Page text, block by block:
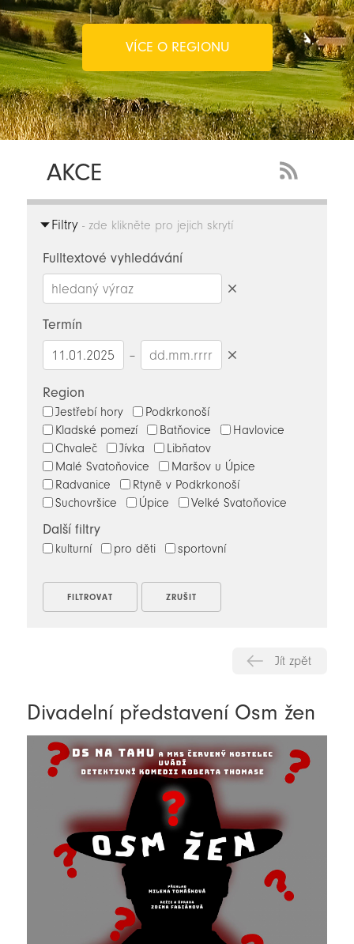
VÍCE O REGIONU
AKCE
Feed
Filtry- zde klikněte pro jejich skrytí
Fulltextové vyhledávání
Termín
–
Region
Jestřebí hory
Podkrkonoší
Kladské pomezí
Batňovice
Havlovice
Chvaleč
Jívka
Libňatov
Malé Svatoňovice
Maršov u Úpice
Radvanice
Rtyně v Podkrkonoší
Suchovršice
Úpice Velké Svatoňovice
Další filtry
kulturní pro děti sportovní
Jít zpět
Divadelní představení Osm žen